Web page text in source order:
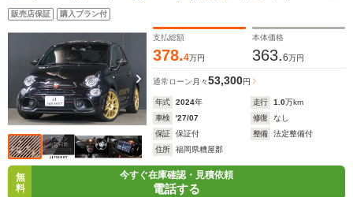
ーディオ バックカメラ 前後ドライブレコーダー
ETC Bluetooth接続対応&USB接続ポート フロント&
リアフォグランプ
販売店保証 購入プラン付
支払総額
378.4万円
本体価格
363.6万円
通常ローン 月々53,300円
年式 2024年 走行 1.0万km
車検
'27/07 修復
なし
保証
保証付 整備
法定整備付
住所
福岡県糟屋郡
無
料
今すぐ在庫確認・見積依頼
電話する